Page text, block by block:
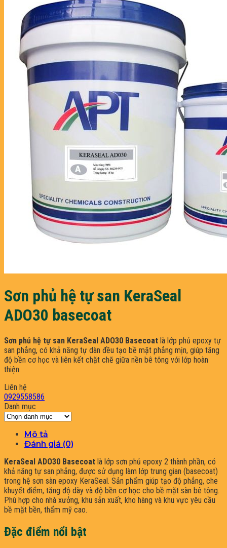
Sơn phủ hệ tự san KeraSeal
ADO30 basecoat
Sơn phủ hệ tự san KeraSeal ADO30 Basecoat là lớp phủ epoxy tự
san phẳng, có khả năng tự dàn đều tạo bề mặt phẳng mịn, giúp tăng
độ bền cơ học và liên kết chặt chẽ giữa nền bê tông với lớp hoàn
thiện.
Liên hệ
0929558586
Danh mục
Danh
Mô tả
Đánh giá (0)
KeraSeal ADO30 Basecoat là lớp sơn phủ epoxy 2 thành phần, có
khả năng tự san phẳng, được sử dụng làm lớp trung gian (basecoat)
trong hệ sơn sàn epoxy KeraSeal. Sản phẩm giúp tạo độ phẳng, che
khuyết điểm, tăng độ dày và độ bền cơ học cho bề mặt sàn bê tông.
Phù hợp cho nhà xưởng, khu sản xuất, kho hàng và khu vực yêu cầu
bề mặt bền, thẩm mỹ cao.
Đặc điểm nổi bật